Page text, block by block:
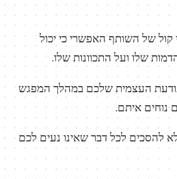
קול של השותף האפשרי כי יכול
שלו ועל התכוונות שלו.
העצמית שלכם במהלך המפגש
נוחים איתם.
להסכים לכל דבר שאינו נעים לכם